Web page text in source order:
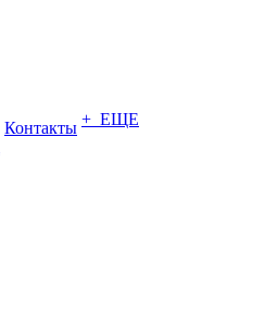
Контакты + ЕЩЕ